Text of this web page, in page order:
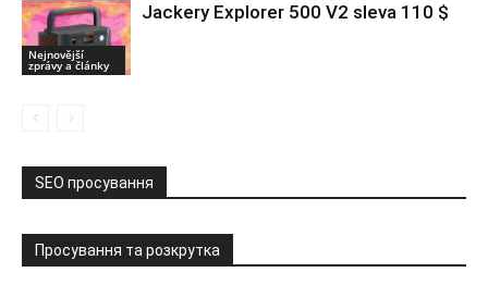
Nejnovější
zprávy a články
Jackery Explorer 500 V2 sleva 110 $
SEO просування
Просування та розкрутка